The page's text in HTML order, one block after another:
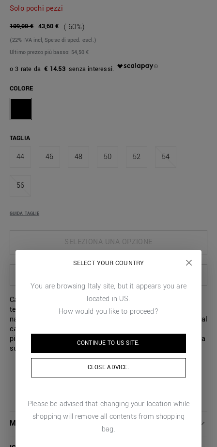
Solo pochi pezzi
109,00 € 43,60 € (-60%)
(22% IVA incl, Spese di sped. escl.)
Ultimo prezzo più basso: 54,50 €
€ 14.53
COLORE
TAGLIA
44 46 48 50 52 54
56
GUIDA TAGLIE
SELEZIONA UNA OPZIONE
Camicia a maniche corte dal taglio vintage, realizzata in
tessuto ramiè con stampa astratta. Il ramiè è un tessuto
naturale pregiato, che conferisce freschezza e leggerezza al
capo. Camp collar con revers ampi, vestibilità dritta senza
pinces sul retro. Piccola targhetta metallica logata e cucita
sul retro.
MAGGIORI DETTAGLI
SELECT YOUR COUNTRY
You are browsing Italy site, but it appears you are
located in US.
How would you like to proceed?
CONTINUE TO US SITE.
CLOSE ADVICE.
Please be advised that changing your location while
shopping will remove all contents from shopping
bag.